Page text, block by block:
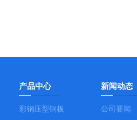
产品中心
彩钢压型钢板
新闻动态
公司要闻